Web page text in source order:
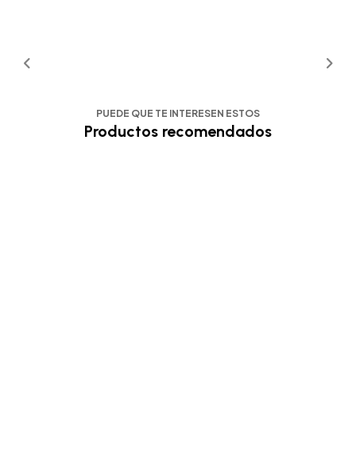
PUEDE QUE TE INTERESEN ESTOS
Productos recomendados